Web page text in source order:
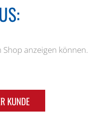
anzeigen können.
KUNDE